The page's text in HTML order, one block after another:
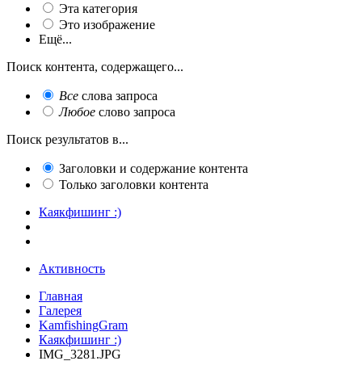
Эта категория
Это изображение
Ещё...
Поиск контента, содержащего...
Все слова запроса
Любое слово запроса
Поиск результатов в...
Заголовки и содержание контента
Только заголовки контента
Каякфишинг :)
Активность
Главная
Галерея
KamfishingGram
Каякфишинг :)
IMG_3281.JPG